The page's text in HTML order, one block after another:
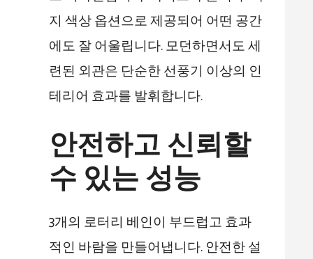
지 색상 옵션으로 제공되어 어떤 공간
에도 잘 어울립니다. 모던하면서도 세
련된 외관은 단순한 선풍기 이상의 인
테리어 효과를 발휘합니다.
안전하고 신뢰할
수 있는 성능
3개의 로터리 베인이 부드럽고 효과
적인 바람을 만들어냅니다. 안전한 설